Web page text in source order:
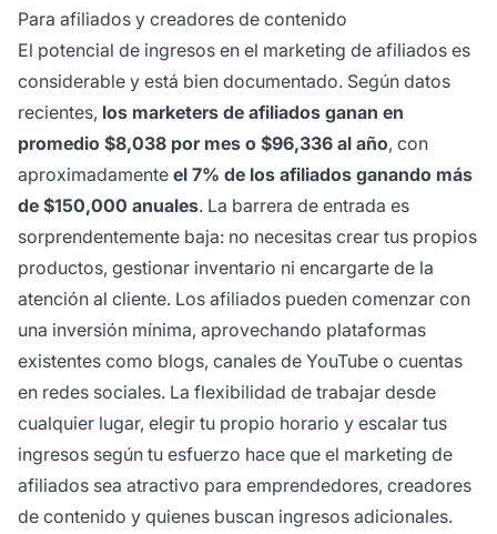
Para afiliados y creadores de contenido
El potencial de ingresos en el marketing de afiliados es
considerable y está bien documentado. Según datos
recientes, los marketers de afiliados ganan en
promedio $8,038 por mes o $96,336 al año, con
aproximadamente el 7% de los afiliados ganando más
de $150,000 anuales. La barrera de entrada es
sorprendentemente baja: no necesitas crear tus propios
productos, gestionar inventario ni encargarte de la
atención al cliente. Los afiliados pueden comenzar con
una inversión mínima, aprovechando plataformas
existentes como blogs, canales de YouTube o cuentas
en redes sociales. La flexibilidad de trabajar desde
cualquier lugar, elegir tu propio horario y escalar tus
ingresos según tu esfuerzo hace que el marketing de
afiliados sea atractivo para emprendedores, creadores
de contenido y quienes buscan ingresos adicionales.